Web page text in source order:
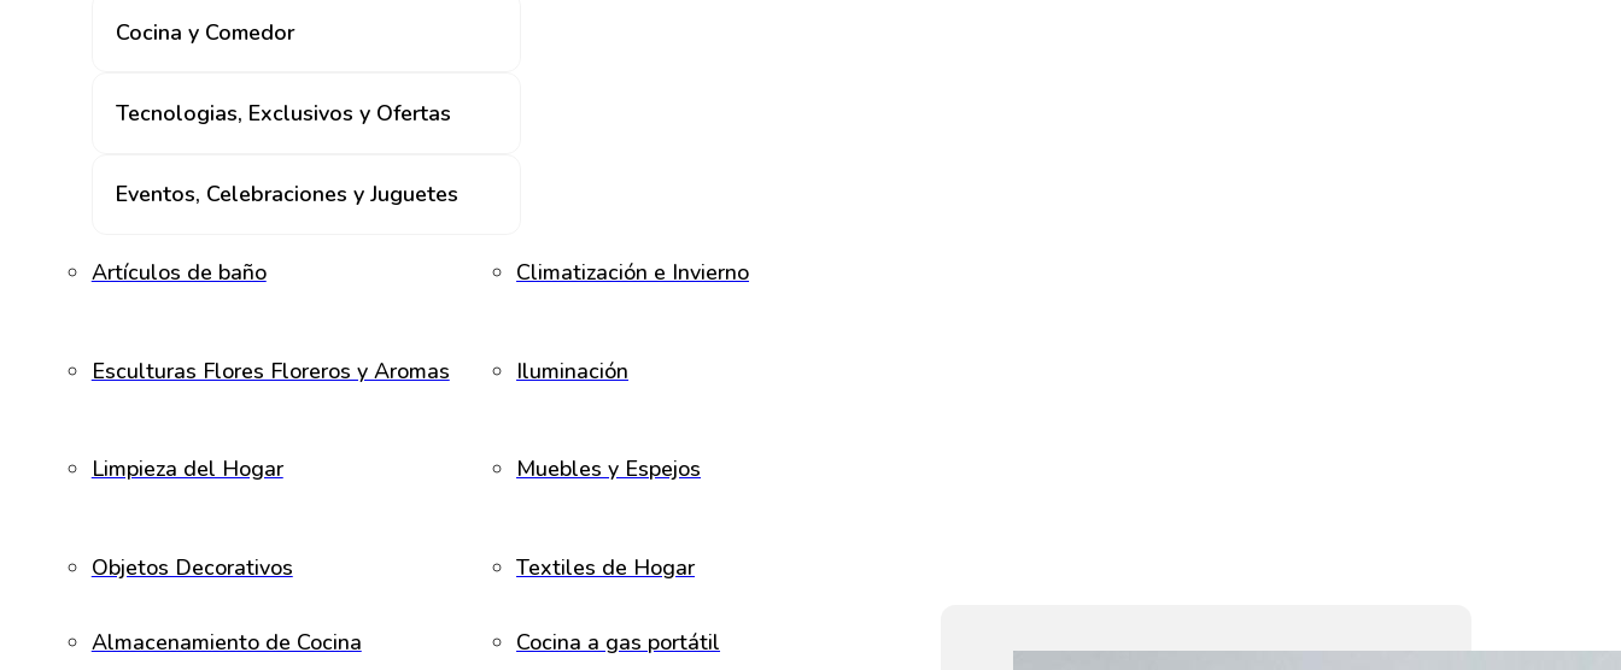
Cocina y Comedor
Tecnologias, Exclusivos y Ofertas
Eventos, Celebraciones y Juguetes
Artículos de baño Climatización e Invierno
Esculturas Flores Floreros y Aromas Iluminación
Limpieza del Hogar Muebles y Espejos
Objetos Decorativos Textiles de Hogar
Almacenamiento de Cocina Cocina a gas portátil